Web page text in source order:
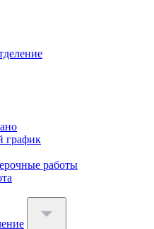
график
работы